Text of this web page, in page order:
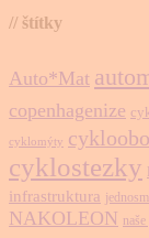
// štítky
Auto*Mat
copenhagenize
cyklomýty
cyklostezky
infrastruktura
NAKOLEON